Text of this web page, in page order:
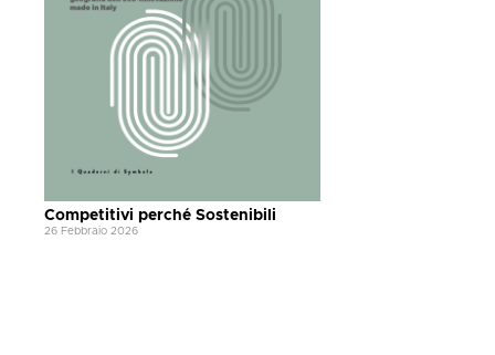
Competitivi perché Sostenibili
26 Febbraio 2026